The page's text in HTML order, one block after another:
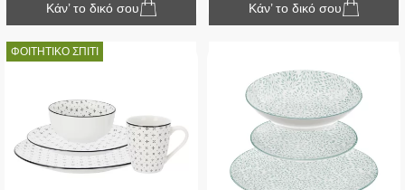
Κάν’ το δικό σου Κάν’ το δικό σου
ΦΟΙΤΗΤΙΚΟ ΣΠΙΤΙ